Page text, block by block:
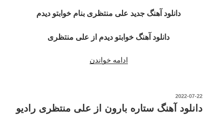
دانلود آهنگ جدید علی منتظری بنام خوابتو دیدم
دانلود آهنگ خوابتو دیدم از علی منتظری
ادامه خواندن
از
نوشته‌شده
2022-07-22
دانلود آهنگ ستاره بارون از علی منتظری رادیو